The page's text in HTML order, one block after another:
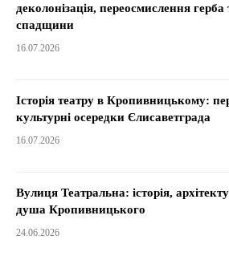
деколонізація, переосмислення герба
спадщини
16.07.2026
Історія театру в Кропивницькому:
культурні осередки Єлисаветграда
16.07.2026
Вулиця Театральна: історія,
душа Кропивницького
24.06.2026